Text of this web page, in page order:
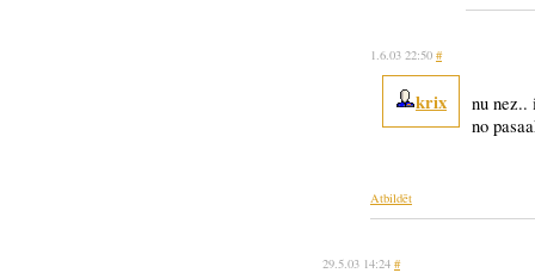
1.6.03 22:50 #
krix
nu nez..
no
Atbildēt
29.5.03 14:24 #